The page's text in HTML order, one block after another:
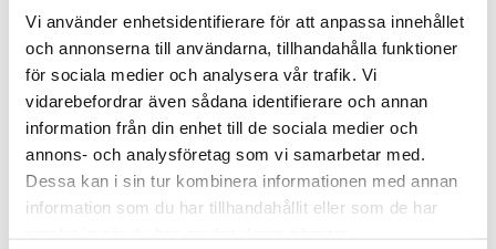
Vi använder enhetsidentifierare för att anpassa innehållet
och annonserna till användarna, tillhandahålla funktioner
för sociala medier och analysera vår trafik. Vi
vidarebefordrar även sådana identifierare och annan
information från din enhet till de sociala medier och
annons- och analysföretag som vi samarbetar med.
Dessa kan i sin tur kombinera informationen med annan
information som du har tillhandahållit eller som de har
grund att bygga vidare på i rollen som Gymvärd.
Våra förväntningar
Vi söker dig som:
har ett intresse för service
tycker träning och hälsa är intressant